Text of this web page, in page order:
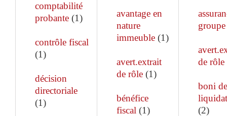
comptabilité
probante (1)
contrôle fiscal
(1)
décision
directoriale
(1)
avantage en
nature
immeuble(1)
avert.extrait
de rôle(1)
bénéfice
fiscal (1)
groupe
de rôle
boni de
(2)